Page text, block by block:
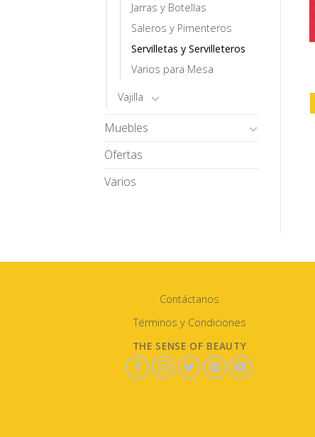
Jarras y Botellas
Saleros y Pimenteros
Servilletas y Servilleteros
Varios para Mesa
Vajilla
Muebles
Ofertas
Varios
Contáctanos
Términos y Condiciones
THE SENSE OF BEAUTY